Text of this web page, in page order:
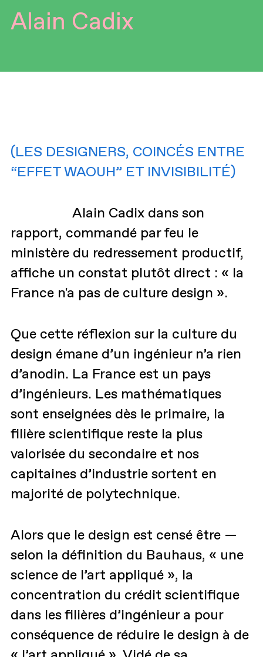
Alain Cadix
(LES DESIGNERS, COINCÉS ENTRE
“EFFET WAOUH” ET INVISIBILITÉ)
Alain Cadix dans son
rapport, commandé par feu le
ministère du redressement productif,
affiche un constat plutôt direct : « la
France n'a pas de culture design ».
Que cette réflexion sur la culture du
design émane d’un ingénieur n’a rien
d’anodin. La France est un pays
d’ingénieurs. Les mathématiques
sont enseignées dès le primaire, la
filière scientifique reste la plus
valorisée du secondaire et nos
capitaines d’industrie sortent en
majorité de polytechnique.
Alors que le design est censé être —
selon la définition du Bauhaus, « une
science de l’art appliqué », la
concentration du crédit scientifique
dans les filières d’ingénieur a pour
conséquence de réduire le design à de